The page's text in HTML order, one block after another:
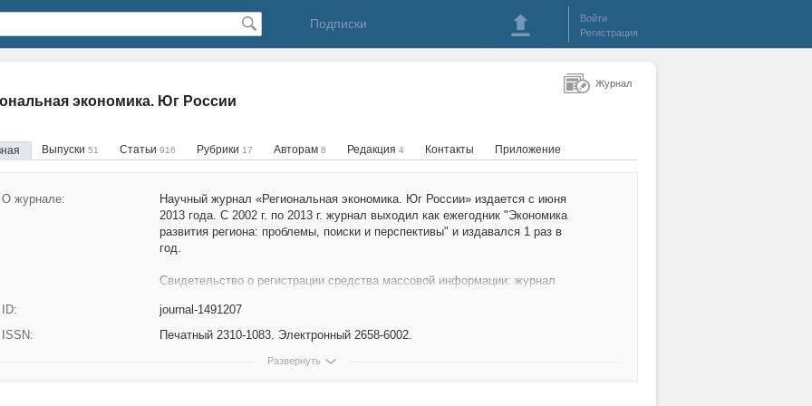
Подписки
Войти
Регистрация
экономика. Юг России
Выпуски 51 Статьи 916 Рубрики 17 Авторам 8 Редакция 4 Контакты Приложение
О журнале:
Научный журнал «Региональная экономика. Юг России» издается с июня
2013 года. С 2002 г. по 2013 г. журнал выходил как ежегодник "Экономика
развития региона: проблемы, поиски и перспективы" и издавался 1 раз в
год.
Свидетельство о регистрации средства массовой информации: журнал
информационных технологий и массовых коммуникаций (Роскомнадзор).
Свидетельство о регистрации ПИ № ФС77–78164 от 13.03.2020 г.
С 2016 г. журнал является официальным информационным партнером
ID:
journal-1491207
ISSN:
Печатный 2310-1083. Электронный 2658-6002.
Развернуть
Журнал